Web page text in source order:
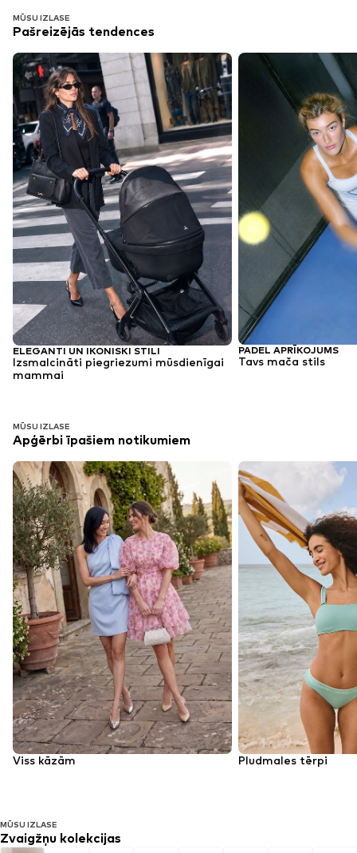
MŪSU IZLASE
Pašreizējās tendences
ELEGANTI UN IKONISKI STILI
Izsmalcināti piegriezumi mūsdienīgai
mammai
PADEL APRĪKOJUMS
Tavs mača stils
MŪSU IZLASE
Apģērbi īpašiem notikumiem
Viss kāzām Pludmales tērpi
MŪSU IZLASE
Zvaigžņu kolekcijas